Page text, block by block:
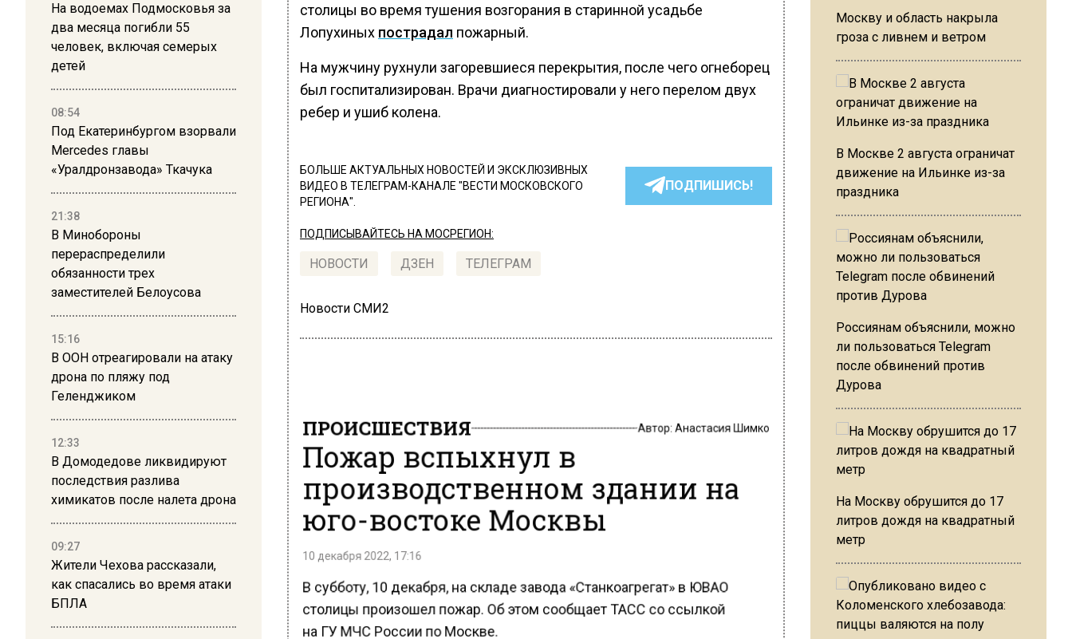
На водоемах Подмосковья за
два месяца погибли 55
человек, включая семерых
детей
08:54
Под Екатеринбургом взорвали
Mercedes главы
«Уралдронзавода» Ткачука
21:38
В Минобороны
перераспределили
обязанности трех
заместителей Белоусова
15:16
В ООН отреагировали на атаку
дрона по пляжу под
Геленджиком
12:33
В Домодедове ликвидируют
последствия разлива
химикатов после налета дрона
09:27
Жители Чехова рассказали,
как спасались во время атаки
БПЛА
столицы во время тушения возгорания в старинной усадьбе
Лопухиных пострадал пожарный.
На мужчину рухнули загоревшиеся перекрытия, после чего огнеборец
был госпитализирован. Врачи диагностировали у него перелом двух
ребер и ушиб колена.
БОЛЬШЕ АКТУАЛЬНЫХ НОВОСТЕЙ И ЭКСКЛЮЗИВНЫХ
ВИДЕО В ТЕЛЕГРАМ-КАНАЛЕ "ВЕСТИ МОСКОВСКОГО
РЕГИОНА".
ПОДПИШИСЬ!
ПОДПИСЫВАЙТЕСЬ НА МОСРЕГИОН:
НОВОСТИ ДЗЕН ТЕЛЕГРАМ
Новости СМИ2
ПРОИСШЕСТВИЯ Автор: Анастасия Шимко
Пожар вспыхнул в
производственном здании на
юго-востоке Москвы
10 декабря 2022, 17:16
В субботу, 10 декабря, на складе завода «Станкоагрегат» в ЮВАО
столицы произошел пожар. Об этом сообщает ТАСС со ссылкой
на ГУ МЧС России по Москве.
Москву и область накрыла
гроза с ливнем и ветром
В Москве 2 августа ограничат
движение на Ильинке из-за
праздника
Россиянам объяснили, можно
ли пользоваться Telegram
после обвинений против
Дурова
На Москву обрушится до 17
литров дождя на квадратный
метр